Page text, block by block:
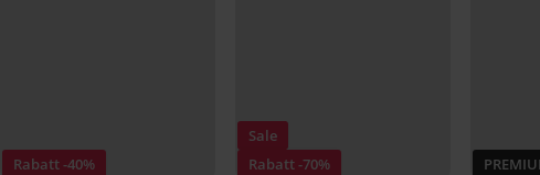
Rabatt -40%
Sale
Rabatt -70%